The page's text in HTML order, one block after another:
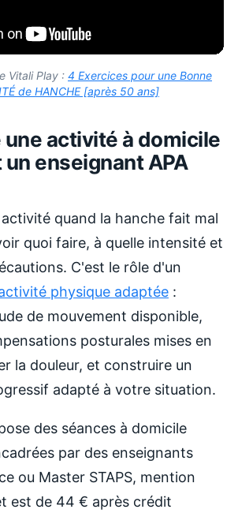
Vitali Play : 4 Exercices pour une Bonne
de HANCHE [après 50 ans]
une activité à domicile
enseignant APA
quand la hanche fait mal
quoi faire, à quelle intensité et
C'est le rôle d'un
physique adaptée :
de mouvement disponible,
posturales mises en
la douleur, et construire un
adapté à votre situation.
des séances à domicile
par des enseignants
ou Master STAPS, mention
est de 44 € après crédit